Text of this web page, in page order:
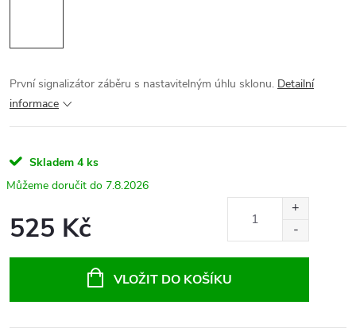
První signalizátor záběru s nastavitelným úhlu sklonu. Detailní
informace
Skladem 4 ks
7.8.2026
525 Kč
VLOŽIT DO KOŠÍKU